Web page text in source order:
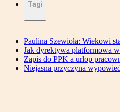
Tagi
Paulina Szewioła: Wiekowi
Jak dyrektywa platformowa
Zapis do PPK a urlop
Niejasna przyczyna